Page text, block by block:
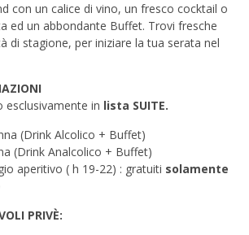
con un calice di vino, un fresco cocktail o
ed un abbondante Buffet. Trovi fresche
di stagione, per iniziare la tua serata nel
esclusivamente in lista SUITE.
(Drink Alcolico + Buffet)
(Drink Analcolico + Buffet)
aperitivo ( h 19-22) : gratuiti solamente
PRIVÈ: